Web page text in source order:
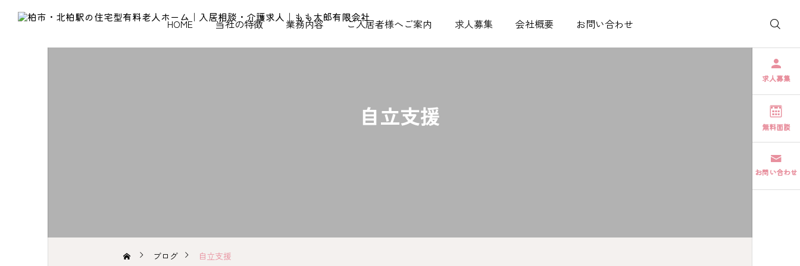
HOME 当社の特徴 業務内容 ご入居者様へご案内 求人募集 会社概要 お問い合わせ
求人募集
無料面談
お問い合わせ
自立支援
ブログ 自立支援